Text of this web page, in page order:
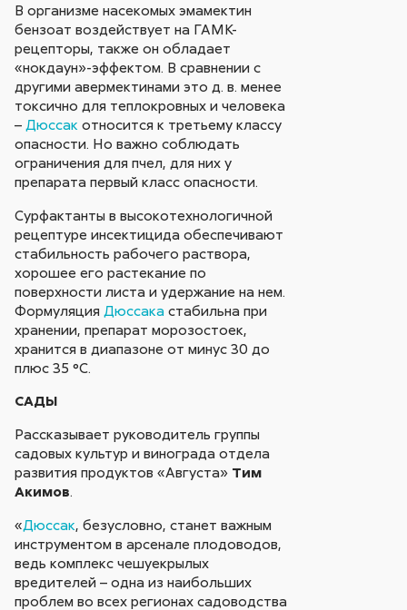
В организме насекомых эмамектин
бензоат воздействует на ГАМК-
рецепторы, также он обладает
«нокдаун»-эффектом. В сравнении с
другими авермектинами это д. в. менее
токсично для теплокровных и человека
–Дюссак относится к третьему классу
опасности. Но важно соблюдать
ограничения для пчел, для них у
препарата первый класс опасности.
Сурфактанты в высокотехнологичной
рецептуре инсектицида обеспечивают
стабильность рабочего раствора,
хорошее его растекание по
поверхности листа и удержание на нем.
Формуляция Дюссака стабильна при
хранении, препарат морозостоек,
хранится в диапазоне от минус 30 до
плюс 35 °С.
САДЫ
Рассказывает руководитель группы
садовых культур и винограда отдела
развития продуктов «Августа» Тим
Акимов.
«Дюссак, безусловно, станет важным
инструментом в арсенале плодоводов,
ведь комплекс чешуекрылых
вредителей – одна из наибольших
проблем во всех регионах садоводства